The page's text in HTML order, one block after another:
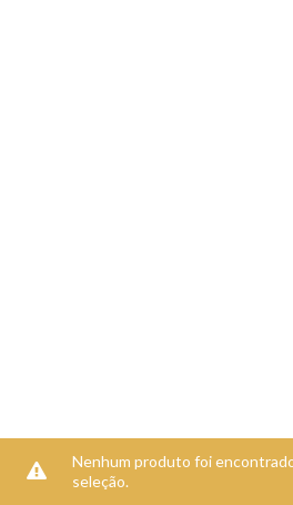
Nenhum produto foi
seleção.